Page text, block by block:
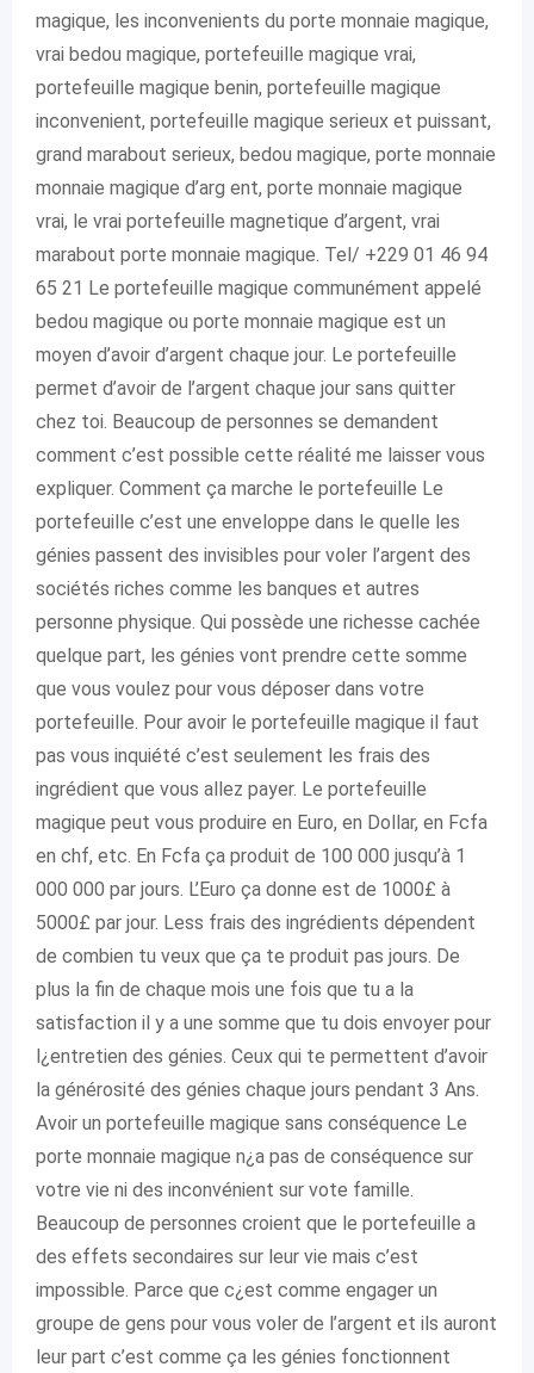
magique, les inconvenients du porte monnaie magique,
vrai bedou magique, portefeuille magique vrai,
portefeuille magique benin, portefeuille magique
inconvenient, portefeuille magique serieux et puissant,
grand marabout serieux, bedou magique, porte monnaie
monnaie magique d’arg ent, porte monnaie magique
vrai, le vrai portefeuille magnetique d’argent, vrai
marabout porte monnaie magique. Tel/ +229 01 46 94
65 21 Le portefeuille magique communément appelé
bedou magique ou porte monnaie magique est un
moyen d’avoir d’argent chaque jour. Le portefeuille
permet d’avoir de l’argent chaque jour sans quitter
chez toi. Beaucoup de personnes se demandent
comment c’est possible cette réalité me laisser vous
expliquer. Comment ça marche le portefeuille Le
portefeuille c’est une enveloppe dans le quelle les
génies passent des invisibles pour voler l’argent des
sociétés riches comme les banques et autres
personne physique. Qui possède une richesse cachée
quelque part, les génies vont prendre cette somme
que vous voulez pour vous déposer dans votre
portefeuille. Pour avoir le portefeuille magique il faut
pas vous inquiété c’est seulement les frais des
ingrédient que vous allez payer. Le portefeuille
magique peut vous produire en Euro, en Dollar, en Fcfa
en chf, etc. En Fcfa ça produit de 100 000 jusqu’à 1
000 000 par jours. L’Euro ça donne est de 1000£ à
5000£ par jour. Less frais des ingrédients dépendent
de combien tu veux que ça te produit pas jours. De
plus la fin de chaque mois une fois que tu a la
satisfaction il y a une somme que tu dois envoyer pour
l¿entretien des génies. Ceux qui te permettent d’avoir
la générosité des génies chaque jours pendant 3 Ans.
Avoir un portefeuille magique sans conséquence Le
porte monnaie magique n¿a pas de conséquence sur
votre vie ni des inconvénient sur vote famille.
Beaucoup de personnes croient que le portefeuille a
des effets secondaires sur leur vie mais c’est
impossible. Parce que c¿est comme engager un
groupe de gens pour vous voler de l’argent et ils auront
leur part c’est comme ça les génies fonctionnent